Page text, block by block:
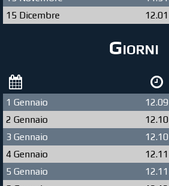
15 Dicembre
12.01
Giorni
1 Gennaio 12.09
2 Gennaio
12.10
3 Gennaio
12.10
4 Gennaio
12.11
5 Gennaio
12.11